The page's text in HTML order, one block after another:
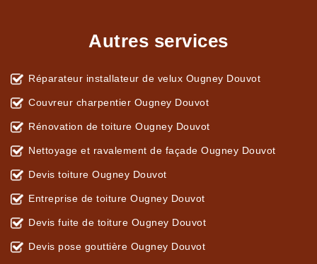
Autres services
Réparateur installateur de velux Ougney Douvot
Couvreur charpentier Ougney Douvot
Rénovation de toiture Ougney Douvot
Nettoyage et ravalement de façade Ougney Douvot
Devis toiture Ougney Douvot
Entreprise de toiture Ougney Douvot
Devis fuite de toiture Ougney Douvot
Devis pose gouttière Ougney Douvot